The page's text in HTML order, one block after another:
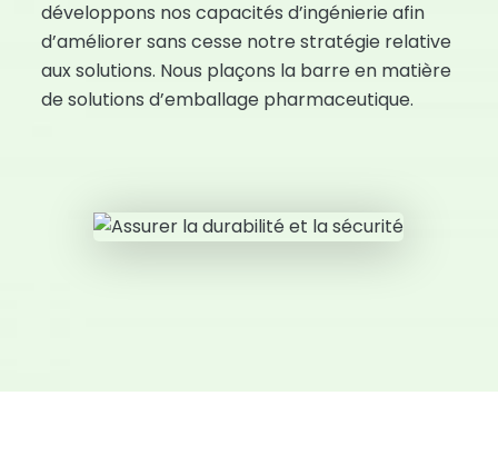
développons nos capacités d’ingénierie afin
d’améliorer sans cesse notre stratégie relative
aux solutions. Nous plaçons la barre en matière
de solutions d’emballage pharmaceutique.